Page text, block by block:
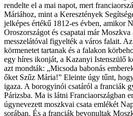
rendelte el a mai napot, mert
Máriához, mint a Keresztények
jelképes értékű 1812-es évben, amikor
Oroszországot és csapatai már
messzelátóval figyelték a város falait.
körmenetet tartanak és a falakon
egy híres ikonját, a Kazanyi Istenszülő
azt mondták: „Micsoda babonás
őket Szűz Mária!” Eleinte úgy tűnt,
igaza. A borogyinói csatáról a franciák
Párizsba. Ma is látni Franciaországban
úgynevezett moszkvai csata emlékét
sorában. És a franciák bevonultak